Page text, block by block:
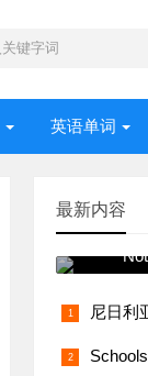
英语单词
最新内容
常用语
尼日利亚“
Schools